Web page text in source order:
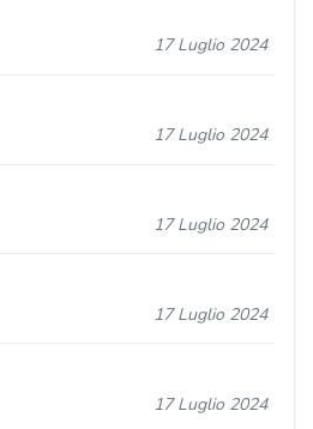
17 Luglio 2024
17 Luglio 2024
17 Luglio 2024
17 Luglio 2024
17 Luglio 2024